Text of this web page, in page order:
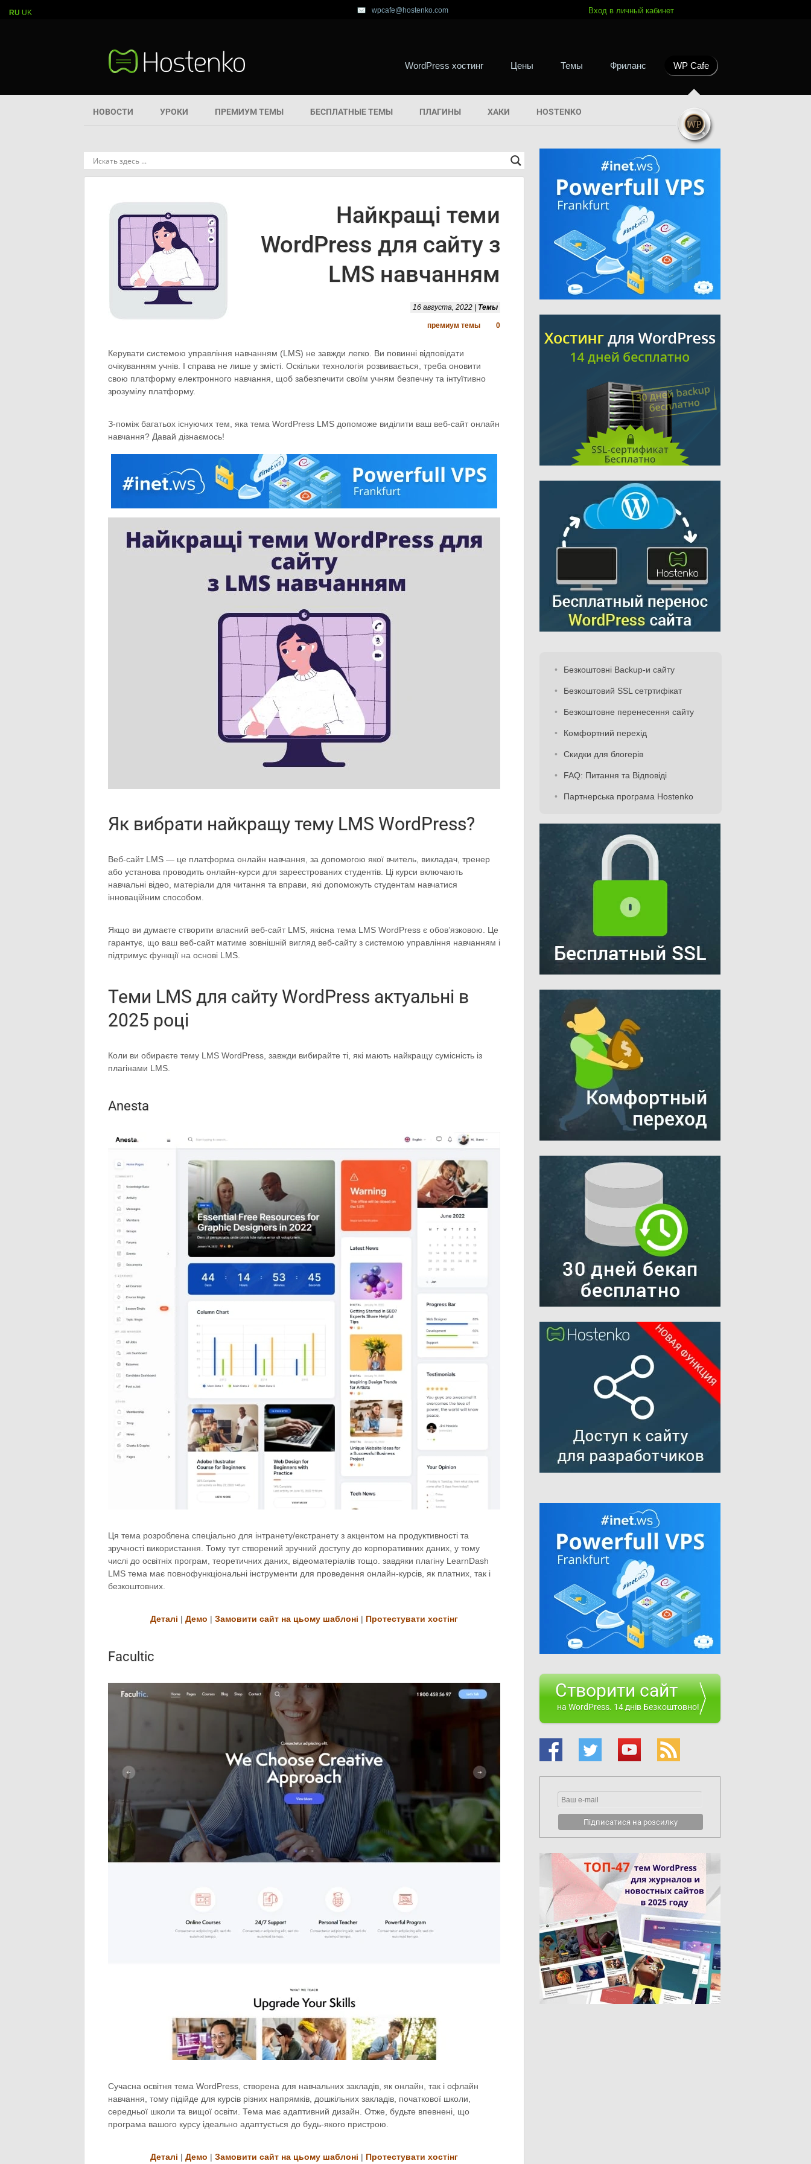
wpcafe@hostenko.com Вход в личный кабинет
WordPress хостинг Цены Темы Фриланс WP Cafe
НОВОСТИ УРОКИ ПРЕМИУМ ТЕМЫ БЕСПЛАТНЫЕ ТЕМЫ ПЛАГИНЫ ХАКИ HOSTENKO
Найкращі теми
WordPress для сайту з
LMS навчанням
16 августа, 2022 | Темы
премиум темы 0
Керувати системою управління навчанням (LMS) не завжди легко. Ви повинні відповідати
очікуванням учнів. І справа не лише у змісті. Оскільки технологія розвивається, треба оновити
свою платформу електронного навчання, щоб забезпечити своїм учням безпечну та інтуїтивно
зрозумілу платформу.
З-поміж багатьох існуючих тем, яка тема WordPress LMS допоможе виділити ваш веб-сайт онлайн
навчання? Давай дізнаємось!
Як вибрати найкращу тему LMS WordPress?
Веб-сайт LMS — це платформа онлайн навчання, за допомогою якої вчитель, викладач, тренер
або установа проводить онлайн-курси для зареєстрованих студентів. Ці курси включають
навчальні відео, матеріали для читання та вправи, які допоможуть студентам навчатися
інноваційним способом.
Якщо ви думаєте створити власний веб-сайт LMS, якісна тема LMS WordPress є обов’язковою. Це
гарантує, що ваш веб-сайт матиме зовнішній вигляд веб-сайту з системою управління навчанням і
підтримує функції на основі LMS.
Теми LMS для сайту WordPress актуальні в
2025 році
Коли ви обираєте тему LMS WordPress, завжди вибирайте ті, які мають найкращу сумісність із
плагінами LMS.
Anesta
Ця тема розроблена спеціально для інтранету/екстранету з акцентом на продуктивності та
зручності використання. Тому тут створений зручний доступу до корпоративних даних, у тому
числі до освітніх програм, теоретичних даних, відеоматеріалів тощо. завдяки плагіну LearnDash
LMS тема має повнофункціональні інструменти для проведення онлайн-курсів, як платних, так і
безкоштовних.
Деталі | Демо | Замовити сайт на цьому шаблоні | Протестувати хостінг
Facultic
Сучасна освітня тема WordPress, створена для навчальних закладів, як онлайн, так і офлайн
навчання, тому підійде для курсів різних напрямків, дошкільних закладів, початкової школи,
середньої школи та вищої освіти. Тема має адаптивний дизайн. Отже, будьте впевнені, що
програма вашого курсу ідеально адаптується до будь-якого пристрою.
Деталі | Демо | Замовити сайт на цьому шаблоні | Протестувати хостінг
Безкоштовні Backup-и сайту
Безкоштовий SSL сетртифікат
Безкоштовне перенесення сайту
Комфортний перехід
Скидки для блогерів
FAQ: Питання та Відповіді
Партнерська програма Hostenko
Створити сайт
на WordPress. 14 днів Безкоштовно!
RU UK